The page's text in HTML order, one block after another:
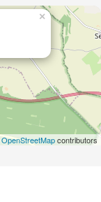
×
OpenStreetMapcontributors